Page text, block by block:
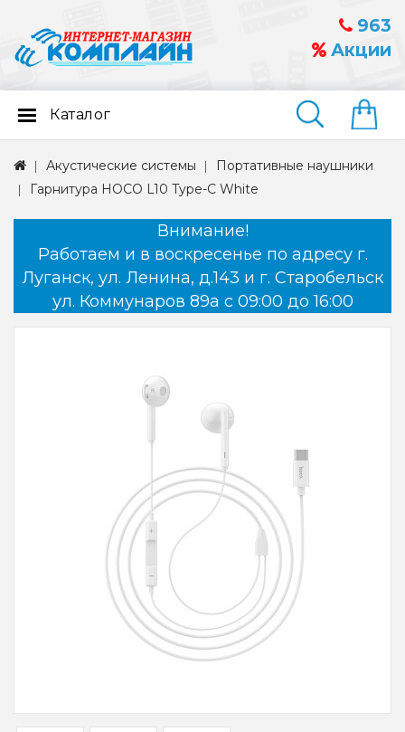
963
Акции
Найти
Каталог
Акустические системы
Портативные наушники
Гарнитура HOCO L10 Type-C White
Внимание!
Работаем и в воскресенье по адресу г.
Луганск, ул. Ленина, д.143 и г. Старобельск
ул. Коммунаров 89а с 09:00 до 16:00